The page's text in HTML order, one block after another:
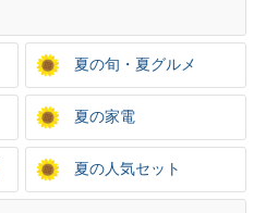
夏の旬・夏グルメ
夏の家電
夏の人気セット